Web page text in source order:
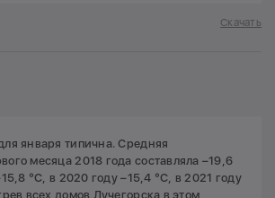
Скачать
января типична. Средняя
месяца 2018 года составляла –19,6
°С, в 2020 году –15,4 °С, в 2021 году
всех домов Лучегорска в этом